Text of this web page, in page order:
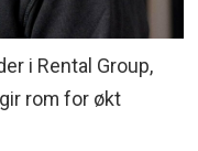
i Rental Group,
rom for økt